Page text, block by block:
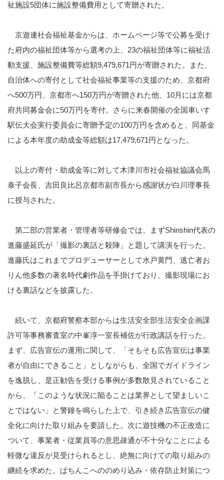
祉施設5団体に施設整備費用として寄贈された。
京遊連社会福祉基金からは、ホームページ等で公募を受け
た府内の福祉団体等から選考の上、23の福祉団体等に福祉活
動支援、施設整備費等総額9,479,671円が寄贈された。また、
自治体への寄付として社会福祉事業等の支援のため、京都府
へ500万円、京都市へ150万円が寄贈された他、10月には京都
府共同募金会に50万円を寄付。さらに来春開催の全国車いす
駅伝大会実行委員会に寄贈予定の100万円を含めると、同基金
による本年度の助成金等総額は17,479,671円となった。
以上の寄付・助成金等に対して木津川市社会福祉協議会馬
泰子会長、吉田良比呂京都市副市長から感謝状が白川理事長
に授与された。
第二部の営業者・管理者等研修会では、まずShinshin代表の
進藤盛延氏が「撮影の裏話と殺陣」と題して講演を行った。
進藤氏はこれまでプロデューサーとして水戸黄門、逃亡者お
りん他多数の著名時代劇作品を手掛けており、撮影現場にお
ける裏話などを披露した。
続いて、京都府警察本部からは生活安全部生活安全企画課
許可等事務審査室の中峯淳一室長補佐が行政講話を行った。
まず、広告宣伝の運用に関して、「そもそも広告宣伝は事業
者が自由にできること」としながらも、全国でガイドライン
を逸脱し、是正勧告を受ける事例が多数散見されていること
から、「このような状況に陥ることは業界として望ましいこ
とではない」と警鐘を鳴らした上で、引き続き広告宣伝の健
全化に向けた取り組みを要請した。次に遊技機の不正改造に
ついて、事業者・従業員等の意思疎通が不十分なことによる
軽微な違反が見受けられるとし、絶無に向けての取り組みの
継続を求めた。ぱちんこへののめり込み・依存防止対策につ